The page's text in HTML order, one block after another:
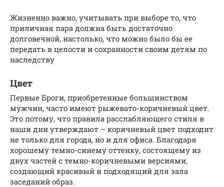
Жизненно важно, учитывать при выборе то, что
приличная пара должна быть достаточно
долговечной, настолько, что можно было бы ее
передать в целости и сохранности своим детям по
наследству
Цвет
Первые Броги, приобретенные большинством
мужчин, часто имеют рыжевато-коричневый цвет.
Это потому, что правила расслабляющего стиля в
наши дни утверждают – коричневый цвет подходит
не только для города, но и для офиса. Благодаря
хорошему темно-синему оттенку, состоящему из
двух частей с темно-коричневыми версиями,
создающий красивый и подходящий для зала
заседаний образ.